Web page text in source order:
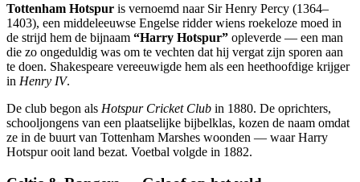
Tottenham Hotspur is vernoemd naar Sir Henry Percy (1364–
1403), een middeleeuwse Engelse ridder wiens roekeloze moed in
de strijd hem de bijnaam “Harry Hotspur” opleverde — een man
die zo ongeduldig was om te vechten dat hij vergat zijn sporen aan
te doen. Shakespeare vereeuwigde hem als een heethoofdige krijger
in Henry IV.
De club begon als Hotspur Cricket Club in 1880. De oprichters,
schooljongens van een plaatselijke bijbelklas, kozen de naam omdat
ze in de buurt van Tottenham Marshes woonden — waar Harry
Hotspur ooit land bezat. Voetbal volgde in 1882.